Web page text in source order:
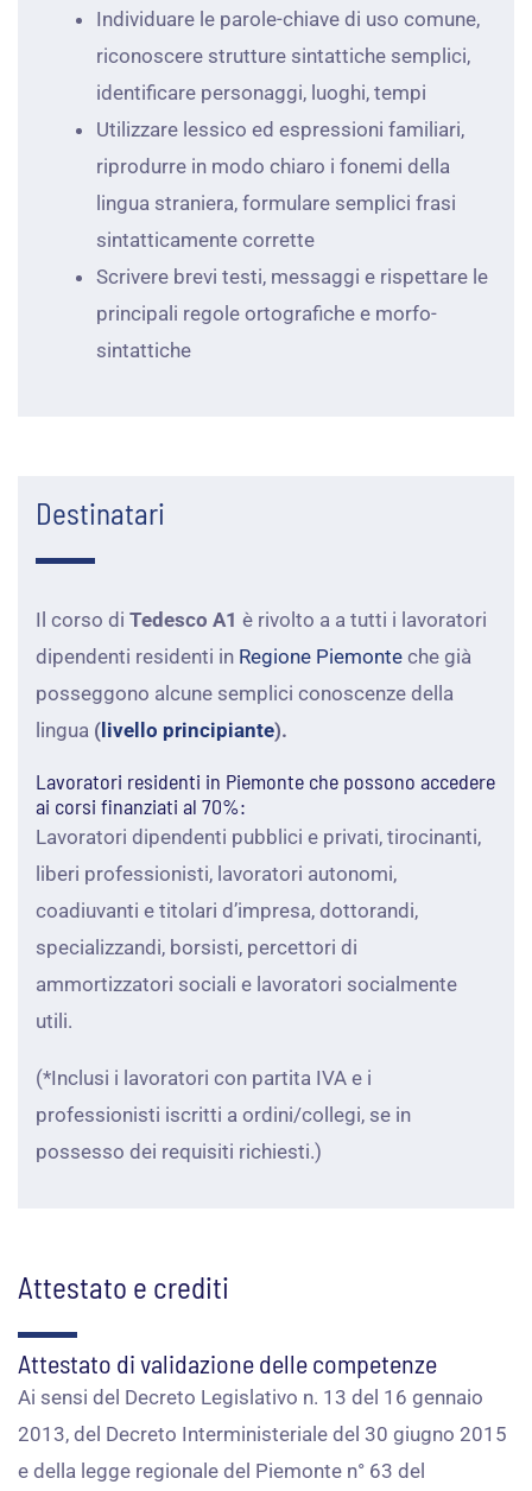
Individuare le parole-chiave di uso comune,
riconoscere strutture sintattiche semplici,
identificare personaggi, luoghi, tempi
Utilizzare lessico ed espressioni familiari,
riprodurre in modo chiaro i fonemi della
lingua straniera, formulare semplici frasi
sintatticamente corrette
Scrivere brevi testi, messaggi e rispettare le
principali regole ortografiche e morfo-
sintattiche
Destinatari
Il corso di Tedesco A1 è rivolto a a tutti i lavoratori
dipendenti residenti in Regione Piemonte che già
posseggono alcune semplici conoscenze della
lingua ( livello principiante).
Lavoratori residenti in Piemonte che possono accedere
ai corsi finanziati al 70%:
Lavoratori dipendenti pubblici e privati, tirocinanti,
liberi professionisti, lavoratori autonomi,
coadiuvanti e titolari d’impresa, dottorandi,
specializzandi, borsisti, percettori di
ammortizzatori sociali e lavoratori socialmente
utili.
(*Inclusi i lavoratori con partita IVA e i
professionisti iscritti a ordini/collegi, se in
possesso dei requisiti richiesti.)
Attestato e crediti
Attestato di validazione delle competenze
Ai sensi del Decreto Legislativo n. 13 del 16 gennaio
2013, del Decreto Interministeriale del 30 giugno 2015
e della legge regionale del Piemonte n° 63 del